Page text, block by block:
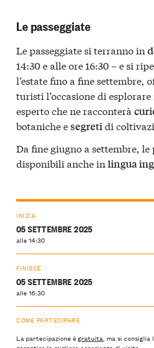
Le passeggiate
Le passeggiate si terranno in
14:30 e alle ore 16:30 – e si
l’estate fino a fine settembre,
turisti l’occasione di
esperto che ne racconterà
botaniche esegretidi
Da fine giugno a settembre, le
disponibili anche in lingua
INIZIA
05 SETTEMBRE 2025
alle 14:30
FINISCE
05 SETTEMBRE 2025
alle 16:30
COME PARTECIPARE
La partecipazione ègratuita, ma si